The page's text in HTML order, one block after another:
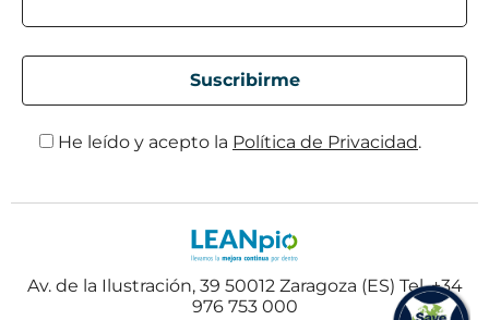
He leído y acepto la Política de Privacidad.
Av. de la Ilustración, 39 50012 Zaragoza (ES) Tel. +34
976 753 000